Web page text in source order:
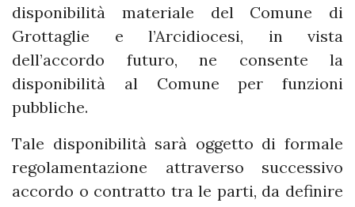
disponibilità materiale del Comune di
Grottaglie e l’Arcidiocesi, in vista
dell’accordo futuro, ne consente la
disponibilità al Comune per funzioni
pubbliche.
Tale disponibilità sarà oggetto di formale
regolamentazione attraverso successivo
accordo o contratto tra le parti, da definire